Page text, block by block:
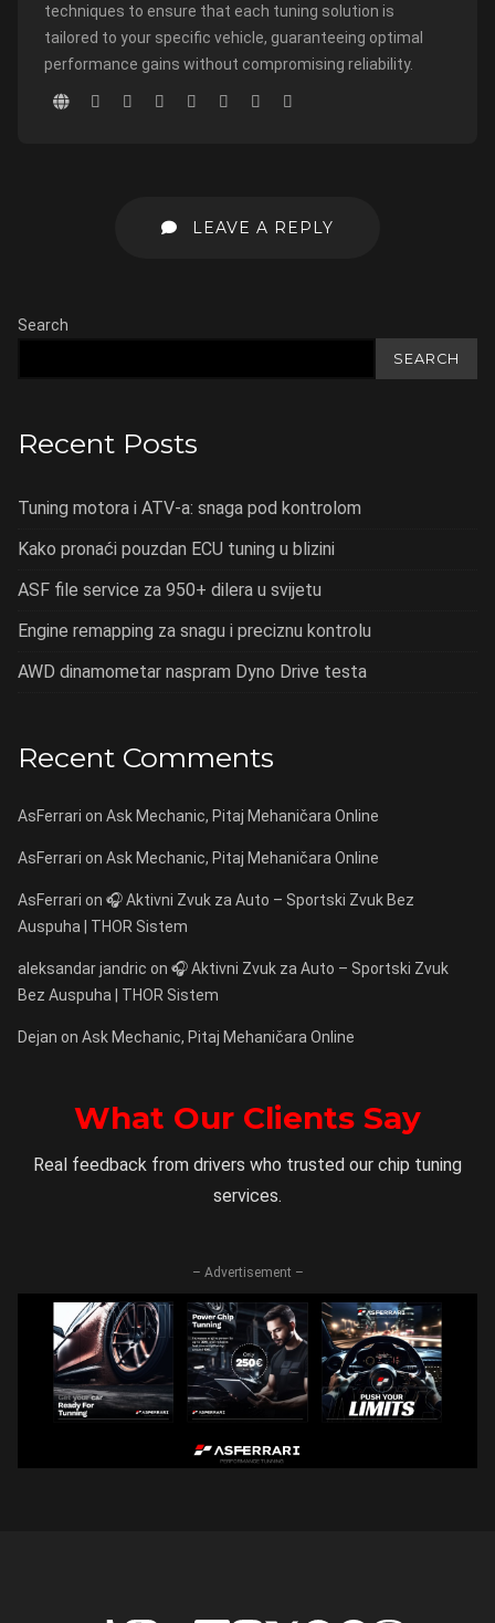
techniques to ensure that each tuning solution is
tailored to your specific vehicle, guaranteeing optimal
performance gains without compromising reliability.
LEAVE A REPLY
Search
SEARCH
Recent Posts
Tuning motora i ATV-a: snaga pod kontrolom
Kako pronaći pouzdan ECU tuning u blizini
ASF file service za 950+ dilera u svijetu
Engine remapping za snagu i preciznu kontrolu
AWD dinamometar naspram Dyno Drive testa
Recent Comments
AsFerrari on Ask Mechanic, Pitaj Mehaničara Online
AsFerrari on Ask Mechanic, Pitaj Mehaničara Online
AsFerrari on 🎧 Aktivni Zvuk za Auto – Sportski Zvuk Bez
Auspuha | THOR Sistem
aleksandar jandric on 🎧 Aktivni Zvuk za Auto – Sportski Zvuk
Bez Auspuha | THOR Sistem
Dejan on Ask Mechanic, Pitaj Mehaničara Online
What Our Clients Say
Real feedback from drivers who trusted our chip tuning
services.
– Advertisement –